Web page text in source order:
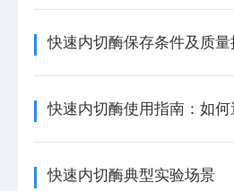
快速内切酶典型实验场景